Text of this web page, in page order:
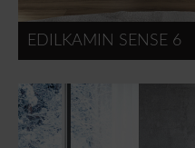
EDILKAMIN SENSE 6